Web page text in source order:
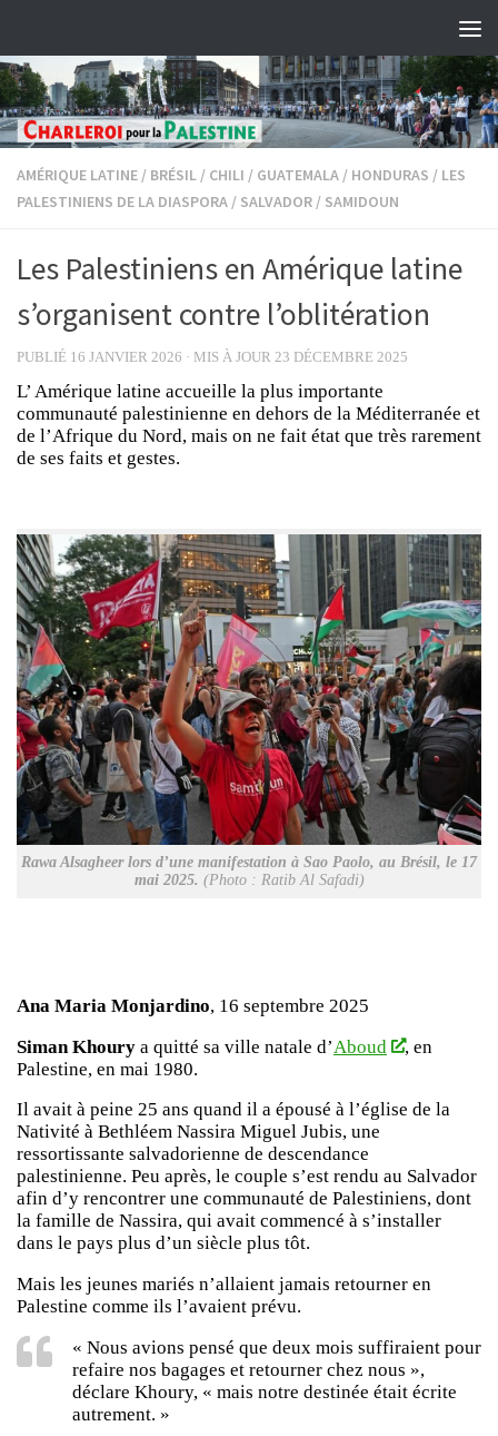
AMÉRIQUE LATINE / BRÉSIL / CHILI / GUATEMALA / HONDURAS / LES
PALESTINIENS DE LA DIASPORA / SALVADOR / SAMIDOUN
Les Palestiniens en Amérique latine
s’organisent contre l’oblitération
PUBLIÉ 16 JANVIER 2026 · MIS À JOUR 23 DÉCEMBRE 2025
L’ Amérique latine accueille la plus importante
communauté palestinienne en dehors de la Méditerranée et
de l’Afrique du Nord, mais on ne fait état que très rarement
de ses faits et gestes.
Rawa Alsagheer lors d’une manifestation à Sao Paolo, au Brésil, le 17
mai 2025. (Photo : Ratib Al Safadi)
Ana Maria Monjardino, 16 septembre 2025
Siman Khoury a quitté sa ville natale d’Aboud
, en
Palestine, en mai 1980.
Il avait à peine 25 ans quand il a épousé à l’église de la
Nativité à Bethléem Nassira Miguel Jubis, une
ressortissante salvadorienne de descendance
palestinienne. Peu après, le couple s’est rendu au Salvador
afin d’y rencontrer une communauté de Palestiniens, dont
la famille de Nassira, qui avait commencé à s’installer
dans le pays plus d’un siècle plus tôt.
Mais les jeunes mariés n’allaient jamais retourner en
Palestine comme ils l’avaient prévu.
« Nous avions pensé que deux mois suffiraient pour
refaire nos bagages et retourner chez nous »,
déclare Khoury, « mais notre destinée était écrite
autrement. »